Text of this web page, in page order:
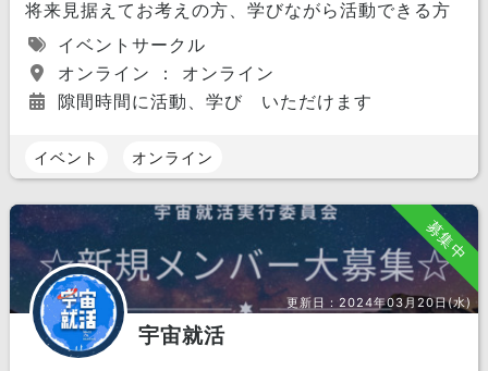
将来見据えてお考えの方、学びながら活動できる方
イベントサークル
オンライン ： オンライン
隙間時間に活動、学び いただけます
イベント オンライン
募集中
更新日：2024年03月20日(水)
宇宙就活